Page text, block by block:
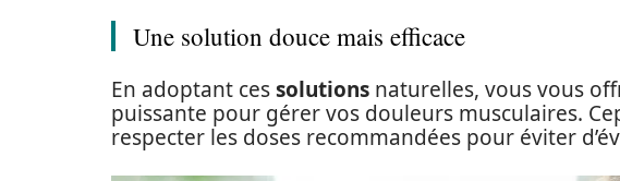
Une solution douce mais efficace
En adoptant cessolutions naturelles, vous vous
puissante pour gérer vos douleurs musculaires.
respecter les doses recommandées pour éviter